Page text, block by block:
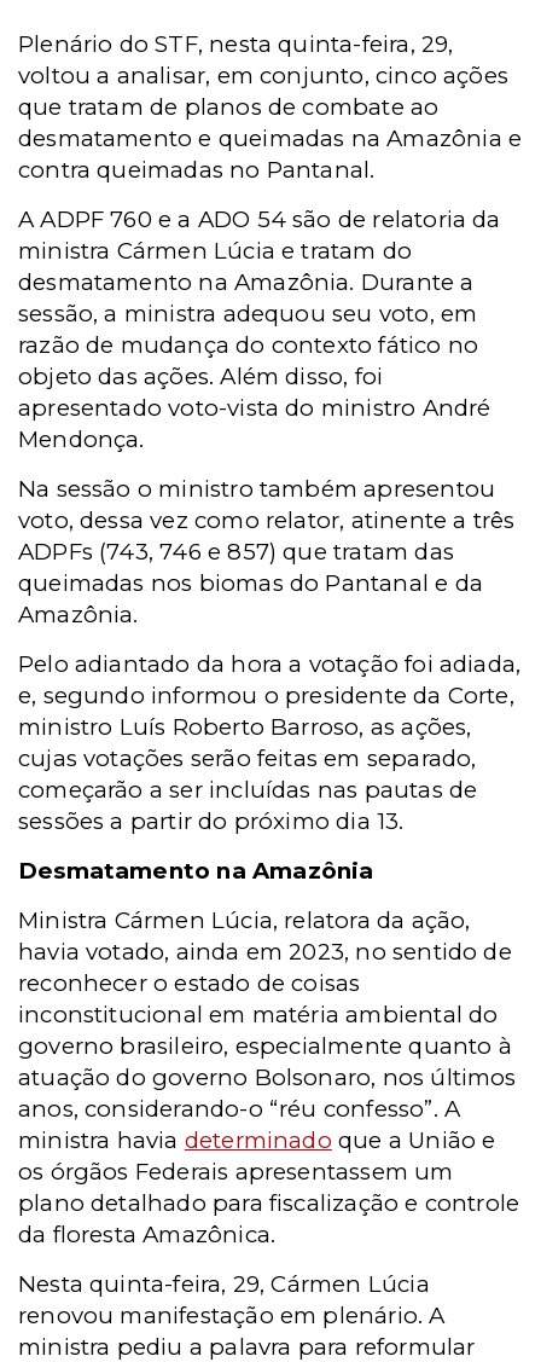
Plenário do STF, nesta quinta-feira, 29,
voltou a analisar, em conjunto, cinco ações
que tratam de planos de combate ao
desmatamento e queimadas na Amazônia e
contra queimadas no Pantanal.
A ADPF 760 e a ADO 54 são de relatoria da
ministra Cármen Lúcia e tratam do
desmatamento na Amazônia. Durante a
sessão, a ministra adequou seu voto, em
razão de mudança do contexto fático no
objeto das ações. Além disso, foi
apresentado voto-vista do ministro André
Mendonça.
Na sessão o ministro também apresentou
voto, dessa vez como relator, atinente a três
ADPFs (743,746 e857) que tratam das
queimadas nos biomas do Pantanal e da
Amazônia.
Pelo adiantado da hora a votação foi adiada,
e, segundo informou o presidente da Corte,
ministro Luís Roberto Barroso, as ações,
cujas votações serão feitas em separado,
começarão a ser incluídas nas pautas de
sessões a partir do próximo dia 13.
Desmatamento na Amazônia
Ministra Cármen Lúcia, relatora da ação,
havia votado, ainda em 2023, no sentido de
reconhecer o estado de coisas
inconstitucional em matéria ambiental do
governo brasileiro, especialmente quanto à
atuação do governo Bolsonaro, nos últimos
anos, considerando-o “réu confesso”. A
ministra havia determinado que a União e
os órgãos Federais apresentassem um
plano detalhado para fiscalização e controle
da floresta Amazônica.
Nesta quinta-feira, 29,Cármen Lúcia
renovou manifestação em plenário. A
ministra pediu a palavra para reformular